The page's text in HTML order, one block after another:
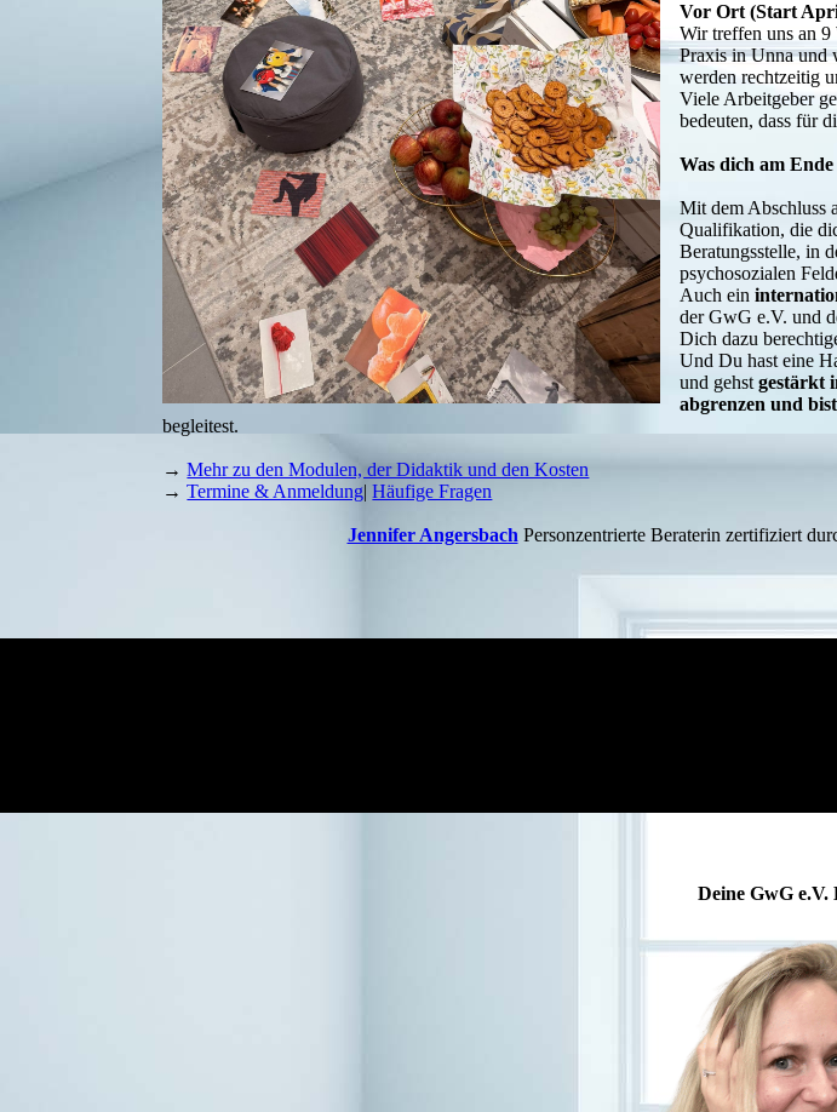
Vor Ort (Start
Wir treffen uns an 9
Praxis in Unna und
werden rechtzeitig
Viele Arbeitgeber
bedeuten, dass für
Was dich am
Mit dem Abschluss
Qualifikation, die
Beratungsstelle, in
psychosozialen
Auch ein
der GwG e.V. und
Dich dazu
Und Du hast eine
und gehstgestärkt
abgrenzen und
begleitest.
→Mehr zu den Modulen, der Didaktik und den Kosten
→Termine & Anmeldung|Häufige Fragen
Jennifer Angersbach Personzentrierte Beraterin zertifiziert
Deine GwG